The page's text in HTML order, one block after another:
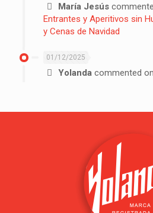
María Jesús
Entrantes y Aperitivos sin
y Cenas de Navidad
01/12/2025
Yolanda commented on